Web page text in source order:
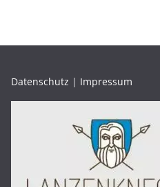
Datenschutz | Impressum